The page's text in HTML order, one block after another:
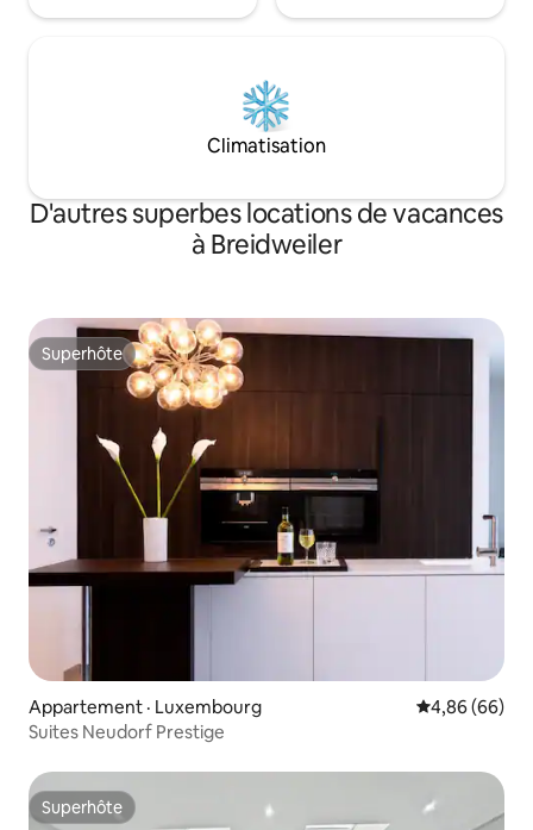
Climatisation
D'autres superbes locations de vacances
à Breidweiler
Superhôte
Superhôte
Appartement · Luxembourg Note
4,86 (66)
Suites Neudorf Prestige
Superhôte
Superhôte